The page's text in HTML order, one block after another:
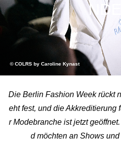
© COLRS by Caroline Kynast
Die Berlin Fashion Week rückt
eht fest, und die Akkreditierung
r Modebranche ist jetzt
d möchten an Shows